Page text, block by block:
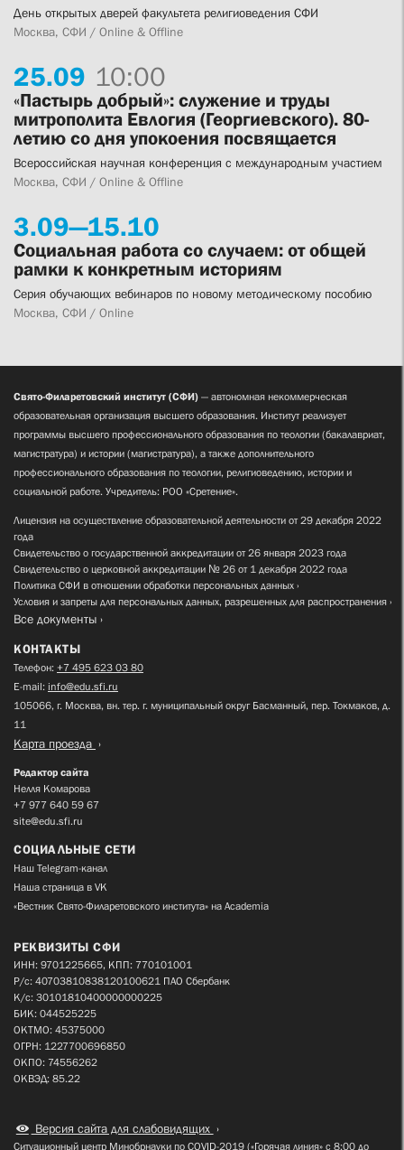
День открытых дверей факультета религиоведения СФИ
Москва, СФИ / Online & Offline
25.09 10:00
«Пастырь добрый»: служение и труды
митрополита Евлогия (Георгиевского). 80-
летию со дня упокоения посвящается
Всероссийская научная конференция с международным участием
Москва, СФИ / Online & Offline
3.09—15.10
Социальная работа со случаем: от общей
рамки к конкретным историям
Серия обучающих вебинаров по новому методическому пособию
Москва, СФИ / Online
Свято-Филаретовский институт (СФИ) — автономная некоммерческая
образовательная организация высшего образования. Институт реализует
программы высшего профессионального образования по теологии (бакалавриат,
магистратура) и истории (магистратура), а также дополнительного
профессионального образования по теологии, религиоведению, истории и
социальной работе. Учредитель: РОО «Сретение».
Лицензия на осуществление образовательной деятельности от 29 декабря 2022
года
Свидетельство о государственной аккредитации от 26 января 2023 года
Свидетельство о церковной аккредитации № 26 от 1 декабря 2022 года
Политика СФИ в отношении обработки персональных данных
Условия и запреты для персональных данных, разрешенных для распространения
Все документы
КОНТАКТЫ
Телефон: +7 495 623 03 80
E-mail: info@edu.sfi.ru
105066, г. Москва, вн. тер. г. муниципальный округ Басманный, пер. Токмаков, д.
11
Карта проезда
Редактор сайта
Нелля Комарова
+7 977 640 59 67
site@edu.sfi.ru
СОЦИАЛЬНЫЕ СЕТИ
Наш Telegram-канал
Наша страница в VK
«Вестник Свято-Филаретовского института» на Academia
РЕКВИЗИТЫ СФИ
ИНН: 9701225665, КПП: 770101001
Р/с: 40703810838120100621 ПАО Сбербанк
К/с: 30101810400000000225
БИК: 044525225
ОКТМО: 45375000
ОГРН: 1227700696850
ОКПО: 74556262
ОКВЭД: 85.22
Версия сайта для слабовидящих
Ситуационный центр Минобрнауки по COVID-2019 («Горячая линия» с 8:00 до